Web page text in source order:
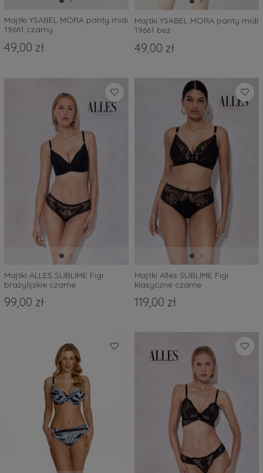
Majtki YSABEL MORA panty midi
19661 czarny
49,00 zł
Majtki YSABEL MORA panty midi
19661 bez
49,00 zł
Majtki ALLES SUBLIME Figi
brazylijskie czarne
99,00 zł
Majtki Alles SUBLIME Figi
klasyczne czarne
119,00 zł